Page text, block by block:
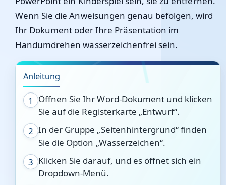
Wenn Sie die Anweisungen genau befolgen, wird
Ihr Dokument oder Ihre Präsentation im
Handumdrehen wasserzeichenfrei sein.
Anleitung
1
Öffnen Sie Ihr Word-Dokument und klicken
Sie auf die Registerkarte „Entwurf“.
2 In der Gruppe „Seitenhintergrund“ finden
Sie die Option „Wasserzeichen“.
3 Klicken Sie darauf, und es öffnet sich ein
Dropdown-Menü.